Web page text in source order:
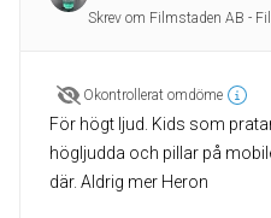
Skrev om Filmstaden AB -
Okontrollerat omdöme
För högt ljud. Kids som
högljudda och pillar på
där. Aldrig mer Heron